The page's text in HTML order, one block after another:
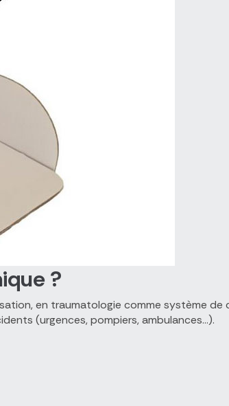
?
en traumatologie comme système
(urgences, pompiers, ambulances...).